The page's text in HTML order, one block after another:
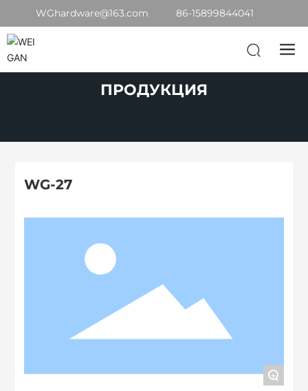
WGhardware@163.com 86-15899844041
ПРОДУКЦИЯ
WG-27
+